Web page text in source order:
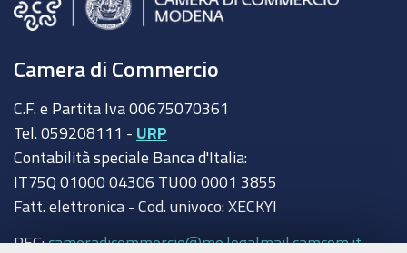
Camera di Commercio
C.F. e Partita Iva 00675070361
Tel. 059208111 - URP
Contabilità speciale Banca d'Italia:
IT75Q 01000 04306 TU00 0001 3855
Fatt. elettronica - Cod. univoco: XECKYI
PEC:cameradicommercio@mo.legalmail.camcom.it